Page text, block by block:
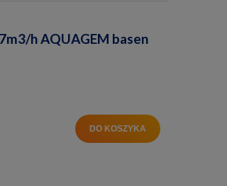
h AQUAGEM basen
DO KOSZYKA